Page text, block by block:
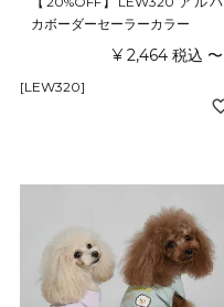
カボーダーセーラーカラー
¥ 2,464 税込 〜
[LEW320]